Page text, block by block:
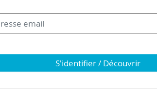
S'identifier / Découvrir